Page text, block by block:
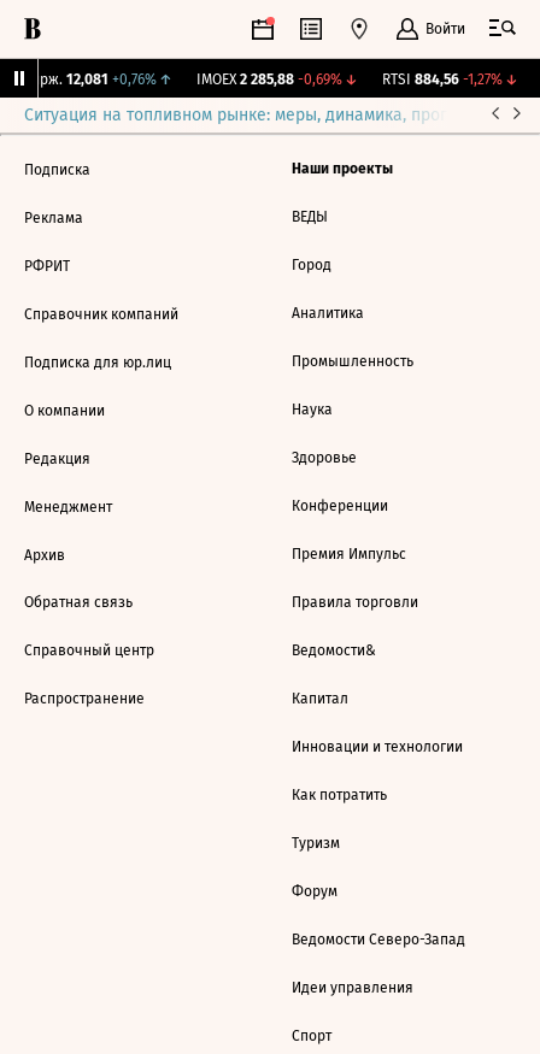
Войти
Бирж. 12,081 +0,76%↑ IMOEX 2 285,88 -0,69%↓ RTSI 884,56 -1,27%↓
Ситуация на топливном рынке: меры, динамика, прогнозы
Подписка
Реклама
РФРИТ
Справочник компаний
Подписка для юр.лиц
О компании
Редакция
Менеджмент
Архив
Обратная связь
Справочный центр
Распространение
Наши проекты
ВЕДЫ
Город
Аналитика
Промышленность
Наука
Здоровье
Конференции
Премия Импульс
Правила торговли
Ведомости&
Капитал
Инновации и технологии
Как потратить
Туризм
Форум
Ведомости Северо-Запад
Идеи управления
Спорт